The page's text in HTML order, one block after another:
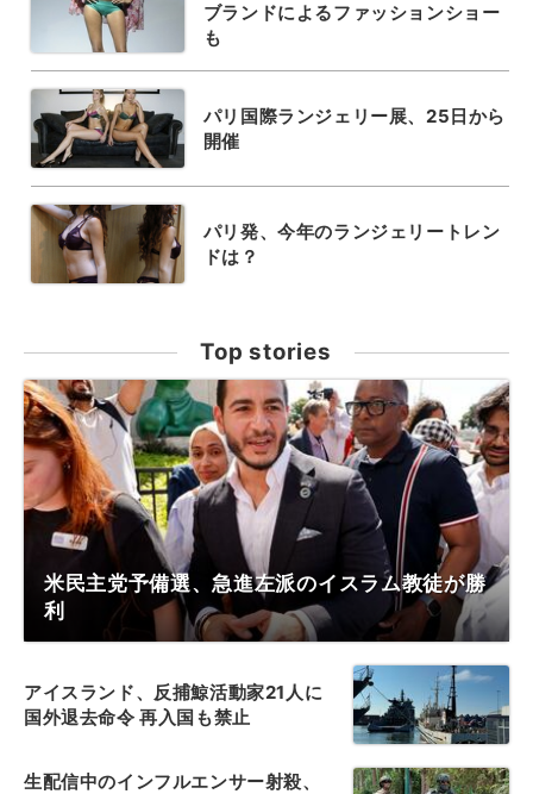
ブランドによるファッションショー
も
パリ国際ランジェリー展、25日から
開催
パリ発、今年のランジェリートレン
ドは？
Top stories
米民主党予備選、急進左派のイスラム教徒が勝
利
アイスランド、反捕鯨活動家21人に
国外退去命令 再入国も禁止
生配信中のインフルエンサー射殺、